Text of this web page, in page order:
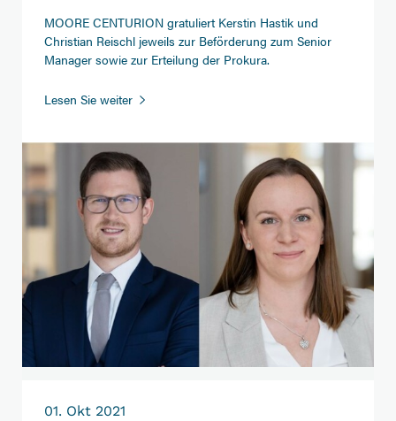
MOORE CENTURION gratuliert Kerstin Hastik und
Christian Reischl jeweils zur Beförderung zum Senior
Manager sowie zur Erteilung der Prokura.
Lesen Sie weiterMOORE
Prokuristen
01. Okt 2021